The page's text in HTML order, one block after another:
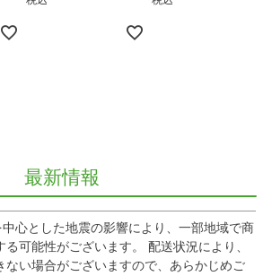
最新情報
心とした地震の影響により、一部地域で商
可能性がございます。 配送状況により、
ない場合がございますので、あらかじめご